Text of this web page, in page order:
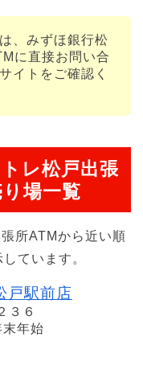
、みずほ銀行松
に直接お問い合
イトをご確認く
レ松戸出張
場一覧
所ATMから近い順
ています。
戸駅前店
３６
年始